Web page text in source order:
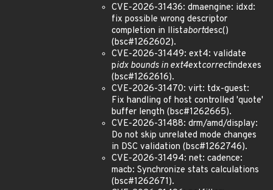
CVE-2026-31436: dmaengine: idxd:
fix possible wrong descriptor
completion in llistabortdesc()
(bsc#1262602).
CVE-2026-31449: ext4: validate
pidx bounds in ext4extcorrectindexes
(bsc#1262616).
CVE-2026-31470: virt: tdx-guest:
Fix handling of host controlled 'quote'
buffer length (bsc#1262665).
CVE-2026-31488: drm/amd/display:
Do not skip unrelated mode changes
in DSC validation (bsc#1262746).
CVE-2026-31494: net: cadence:
macb: Synchronize stats calculations
(bsc#1262671).